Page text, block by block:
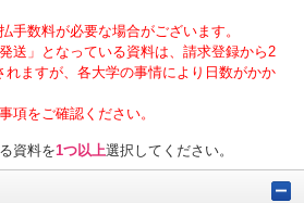
数料が必要な場合がございます。
送」となっている資料は、請求登録から2
れますが、各大学の事情により日数がかか
項をご確認ください。
資料を1つ以上選択してください。